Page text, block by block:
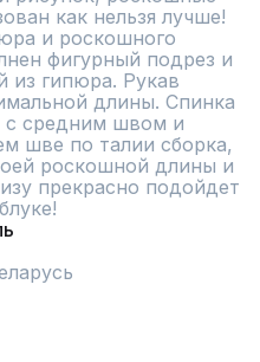
как нельзя лучше!
и роскошного
фигурный подрез и
из гипюра. Рукав
длины. Спинка
с средним швом и
шве по талии сборка,
роскошной длины и
прекрасно подойдет